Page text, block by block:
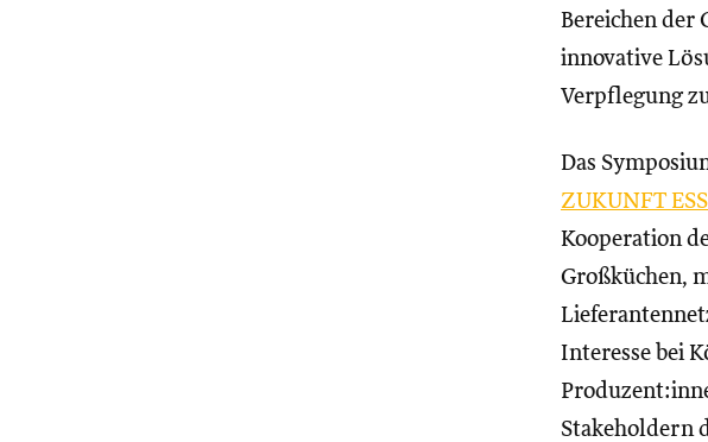
Bereichen der
innovative
Verpflegung
Das
ZUKUNFT
Kooperation
Großküchen,
Interesse bei
Stakeholdern